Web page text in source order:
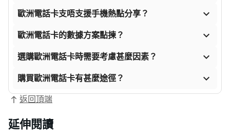
歐洲電話卡支唔支援手機熱點分享？ 
歐洲電話卡的數據方案點揀？ 
選購歐洲電話卡時需要考慮甚麼因素？ 
購買歐洲電話卡有甚麼途徑？ 
返回頂端
延伸閱讀